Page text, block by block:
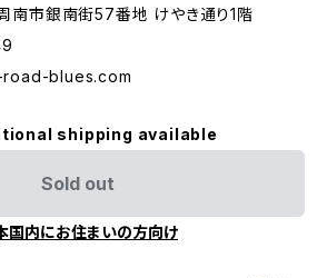
南市銀南街57番地 けやき通り1階
blues.com
shipping available
Sold out
国内にお住まいの方向け